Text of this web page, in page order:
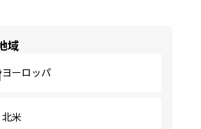
域
ヨーロッパ
北米